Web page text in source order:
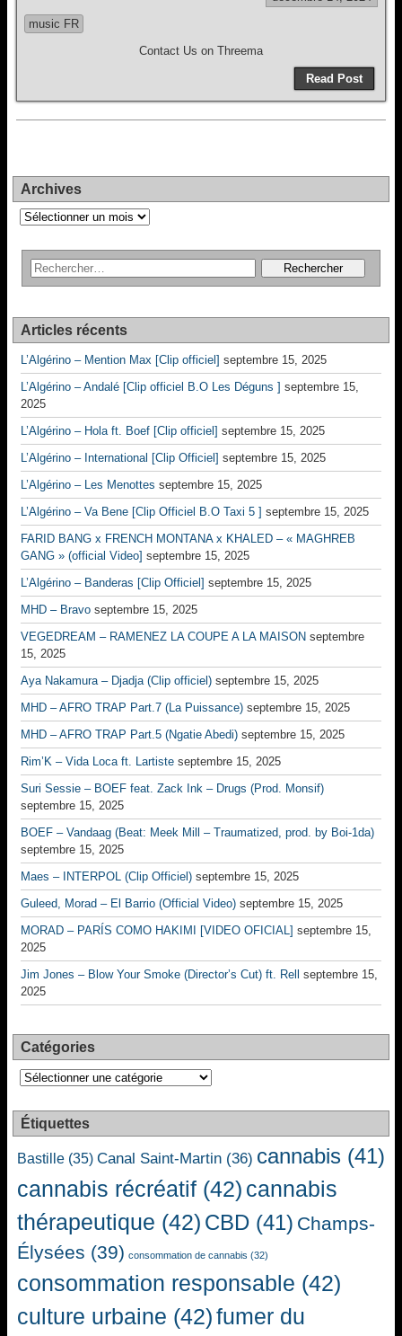
music FR
Contact Us on Threema
Read Post
Archives
Archives
Articles récents
L’Algérino – Mention Max [Clip officiel] septembre 15, 2025
L’Algérino – Andalé [Clip officiel B.O Les Déguns ] septembre 15,
2025
L’Algérino – Hola ft. Boef [Clip officiel] septembre 15, 2025
L’Algérino – International [Clip Officiel] septembre 15, 2025
L’Algérino – Les Menottes septembre 15, 2025
L’Algérino – Va Bene [Clip Officiel B.O Taxi 5 ] septembre 15, 2025
FARID BANG x FRENCH MONTANA x KHALED – « MAGHREB
GANG » (official Video] septembre 15, 2025
L’Algérino – Banderas [Clip Officiel] septembre 15, 2025
MHD – Bravo septembre 15, 2025
VEGEDREAM – RAMENEZ LA COUPE A LA MAISON septembre
15, 2025
Aya Nakamura – Djadja (Clip officiel) septembre 15, 2025
MHD – AFRO TRAP Part.7 (La Puissance) septembre 15, 2025
MHD – AFRO TRAP Part.5 (Ngatie Abedi) septembre 15, 2025
Rim’K – Vida Loca ft. Lartiste septembre 15, 2025
Suri Sessie – BOEF feat. Zack Ink – Drugs (Prod. Monsif)
septembre 15, 2025
BOEF – Vandaag (Beat: Meek Mill – Traumatized, prod. by Boi-1da)
septembre 15, 2025
Maes – INTERPOL (Clip Officiel) septembre 15, 2025
Guleed, Morad – El Barrio (Official Video) septembre 15, 2025
MORAD – PARÍS COMO HAKIMI [VIDEO OFICIAL] septembre 15,
2025
Jim Jones – Blow Your Smoke (Director’s Cut) ft. Rell
septembre 15,
2025
Catégories
Catégories
Étiquettes
Bastille (35) Canal Saint-Martin (36) cannabis (41)
cannabis récréatif (42) cannabis
thérapeutique (42) CBD (41) Champs-
Élysées (39) consommation de cannabis (32)
consommation responsable (42)
culture urbaine (42)fumer du